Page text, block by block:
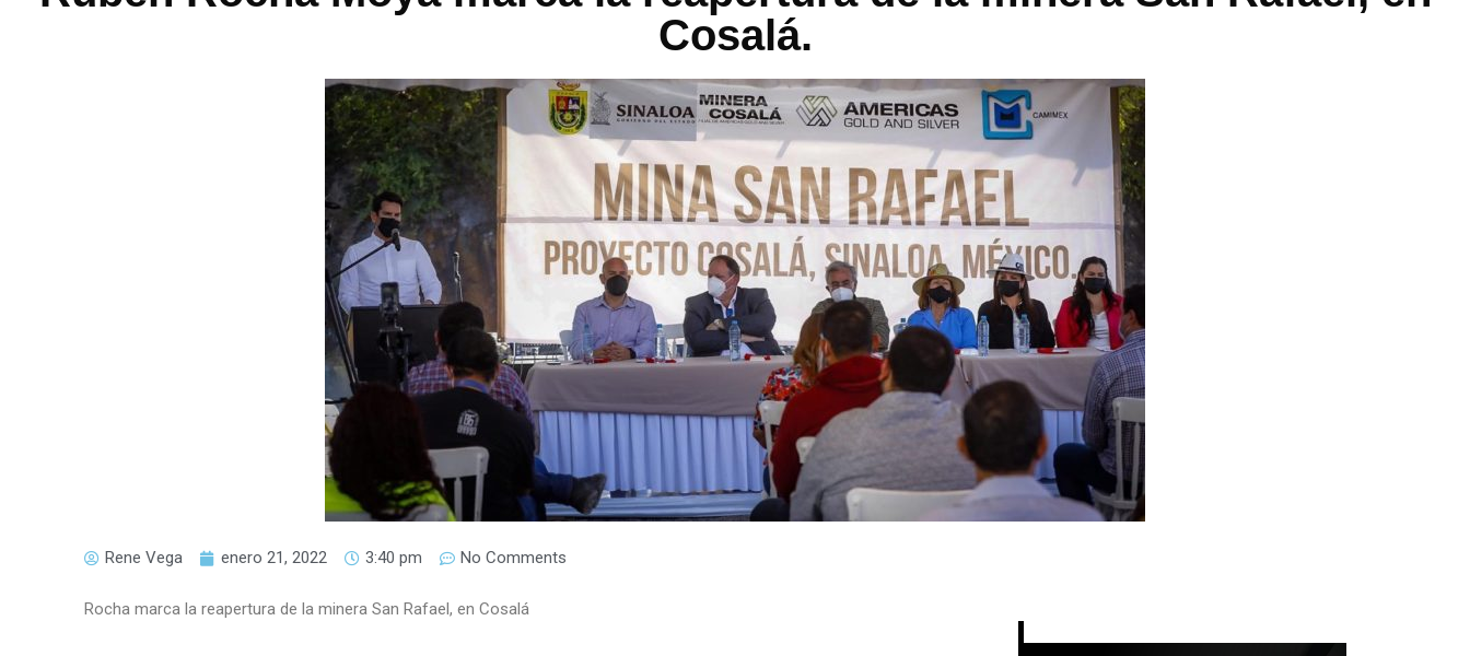
Cosalá.
Rene Vega enero 21, 2022 3:40 pm No Comments
Rocha marca la reapertura de la minera San Rafael, en Cosalá